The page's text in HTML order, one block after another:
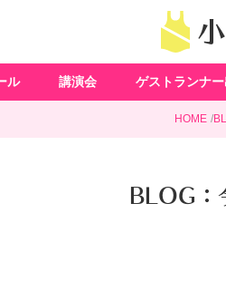
ル 講演会 ゲストランナ
HOME
BLOG：